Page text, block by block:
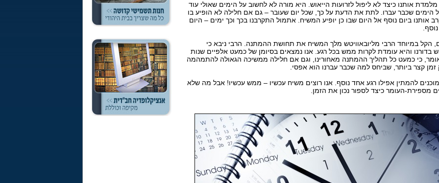
אותנו כיצד לא ליפול לזרועות הייאוש. היא מורה לא לחשוב על הימים שאולי עוד
הימים שכבר עברו. לתת את הדעת על כך, שכל יום שעובר – גם אם חלילה לא הופיע בו
אותנו ביום נוסף אל היום שבו כן יופיע המשיח. אתמול התקרבנו בכך וכך ימים – היום
הקל במיוחד הרבי מליובאוויטש מלך המשיח את תחושת ההמתנה. הרבי ניבא כי
בדורנו והיא עומדת לקרות ממש בכל רגע. אנו נמצאים בסיומן של כמעט אלפיים שנות
כי כמעט כל תהליך ההמתנה מאחורינו, וגם אם חלילה ממשיכה הגאולה להתמהמה
קצר ביותר, שביחס למה שכבר עברנו הוא אפסי.
מוכנים להמתין אפילו רגע אחד נוסף. אנו רוצים משיח עכשיו – ממש עכשיו! אבל מה שלא
מספירת-העומר כיצד לספור נכון את הזמן.